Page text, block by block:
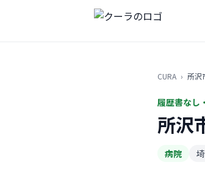
CURA › 所沢
履歴書なし
所沢
病院